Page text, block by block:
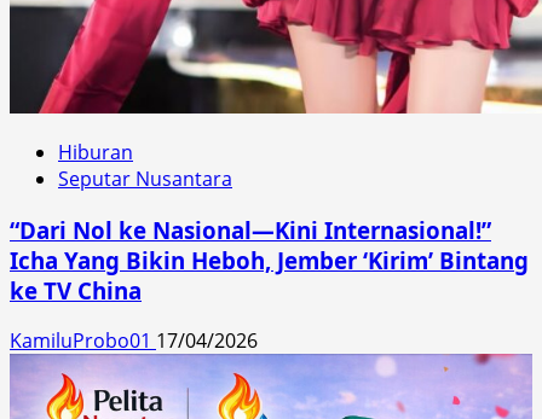
Hiburan
Seputar Nusantara
“Dari Nol ke Nasional—Kini Internasional!”
Icha Yang Bikin Heboh, Jember ‘Kirim’ Bintang
ke TV China
KamiluProbo01 17/04/2026